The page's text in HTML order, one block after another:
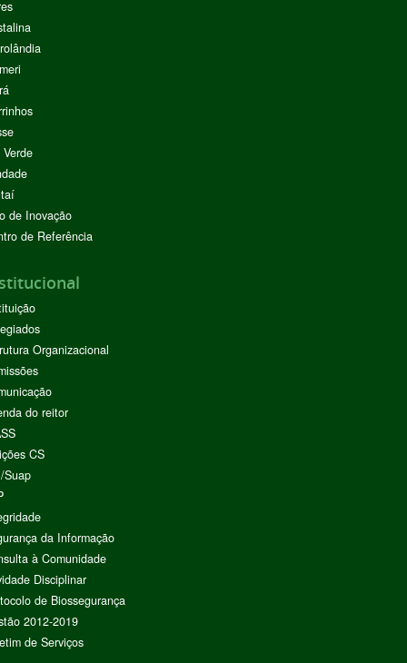
de Inovação
de Referência
Organizacional
do reitor
CS
Suap
da Informação
à Comunidade
Disciplinar
de Biossegurança
2012-2019
de Serviços